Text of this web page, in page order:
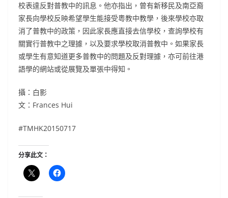
校表達反對普教中的訊息。他亦指出，曾有新移民及南亞裔
家長向學校反映希望學生能接受粵教中教學，後來學校亦取
消了普教中的政策，因此家長應直接去信學校，查詢學校有
關實行普教中之理據，以及要求學校取消普教中。如果家長
或學生有意知道更多普教中的問題及反對理據，亦可前往港
語學的網站或從展覽及單張中得知。
攝：白影
文：Frances Hui
#TMHK20150717
分享此文：